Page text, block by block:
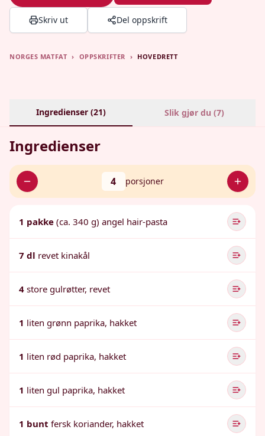
Skriv ut Del oppskrift
NORGES MATFAT › OPPSKRIFTER › HOVEDRETT
Ingredienser (21) Slik gjør du (7)
Ingredienser
4 porsjoner
1 pakke (ca. 340 g) angel hair-pasta
7 dl revet kinakål
4 store gulrøtter, revet
1 liten grønn paprika, hakket
1 liten rød paprika, hakket
1 liten gul paprika, hakket
1 bunt fersk koriander, hakket